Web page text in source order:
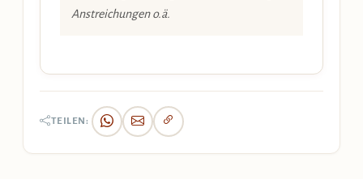
Anstreichungen o.ä.
TEILEN: